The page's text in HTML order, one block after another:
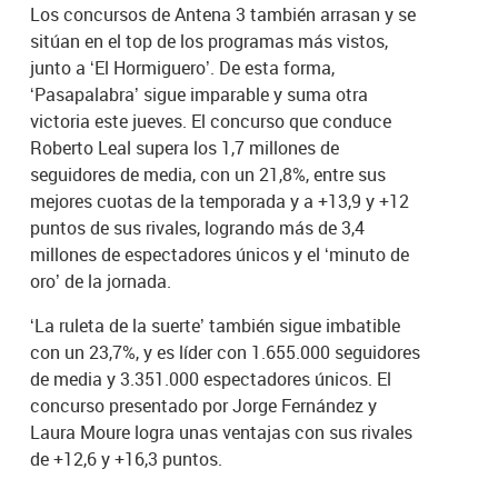
Los concursos de Antena 3 también arrasan y se
sitúan en el top de los programas más vistos,
junto a ‘El Hormiguero’. De esta forma,
‘Pasapalabra’ sigue imparable y suma otra
victoria este jueves. El concurso que conduce
Roberto Leal supera los 1,7 millones de
seguidores de media, con un 21,8%, entre sus
mejores cuotas de la temporada y a +13,9 y +12
puntos de sus rivales, logrando más de 3,4
millones de espectadores únicos y el ‘minuto de
oro’ de la jornada.
‘La ruleta de la suerte’ también sigue imbatible
con un 23,7%, y es líder con 1.655.000 seguidores
de media y 3.351.000 espectadores únicos. El
concurso presentado por Jorge Fernández y
Laura Moure logra unas ventajas con sus rivales
de +12,6 y +16,3 puntos.